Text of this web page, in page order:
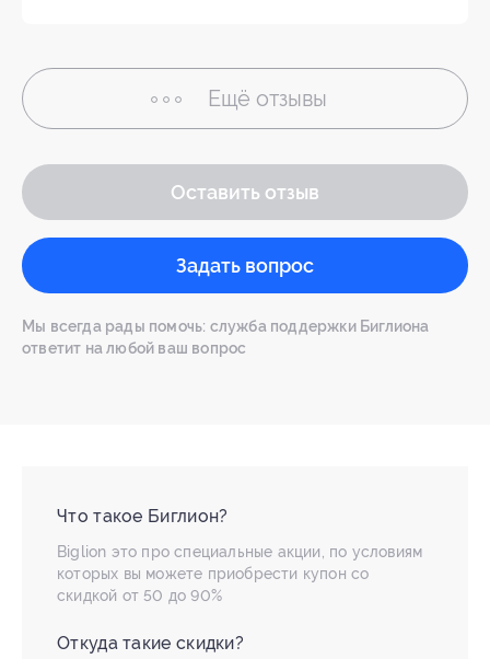
Ещё отзывы
Оставить отзыв
Задать вопрос
Мы всегда рады помочь: служба поддержки Биглиона
ответит на любой ваш вопрос
Что такое Биглион?
Biglion это про специальные акции, по условиям
которых вы можете приобрести купон со
скидкой от 50 до 90%
Откуда такие скидки?